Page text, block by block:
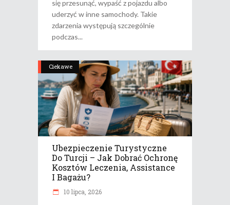
się przesunąć, wypaść z pojazdu albo
uderzyć w inne samochody. Takie
zdarzenia występują szczególnie
podczas
Ciekawe
Ubezpieczenie Turystyczne
Do Turcji – Jak Dobrać Ochronę
Kosztów Leczenia, Assistance
I Bagażu?
10 lipca, 2026